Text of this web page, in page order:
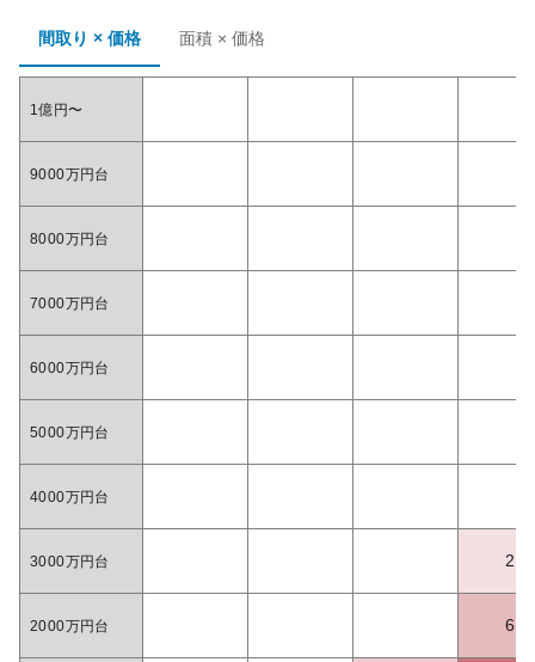
間取り × 価格 面積 × 価格
1億円〜
9000万円台
8000万円台
7000万円台
6000万円台
5000万円台
4000万円台
3000万円台 2
2000万円台 6